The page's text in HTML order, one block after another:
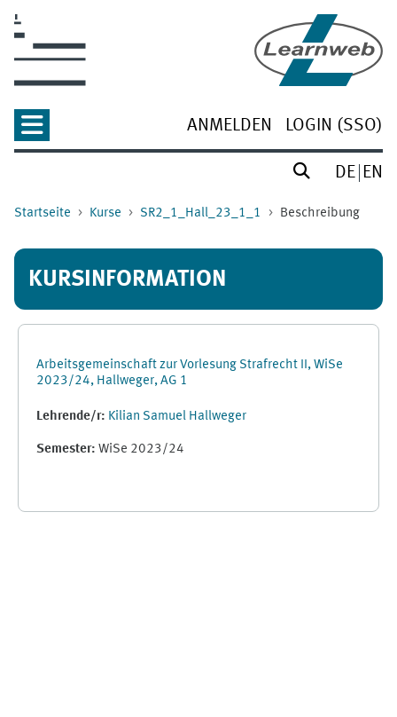
ANMELDEN LOGIN (SSO)
DE EN
Startseite Kurse SR2_1_Hall_23_1_1 Beschreibung
KURSINFORMATION
Arbeitsgemeinschaft zur Vorlesung Strafrecht II, WiSe
2023/24, Hallweger, AG 1
Lehrende/r: Kilian Samuel Hallweger
Semester: WiSe 2023/24